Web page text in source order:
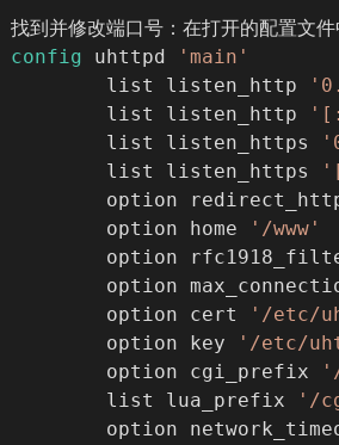
找到并修改端口号：在打开的配置文
config uhttpd
'main'
        list listen_http
        list listen_http
        list listen_https
        list listen_https
option
        option home
'/www'
option
option
        option cert
'/etc/
        option key
'/etc/
        option cgi_prefix
        list lua_prefix
'/
option